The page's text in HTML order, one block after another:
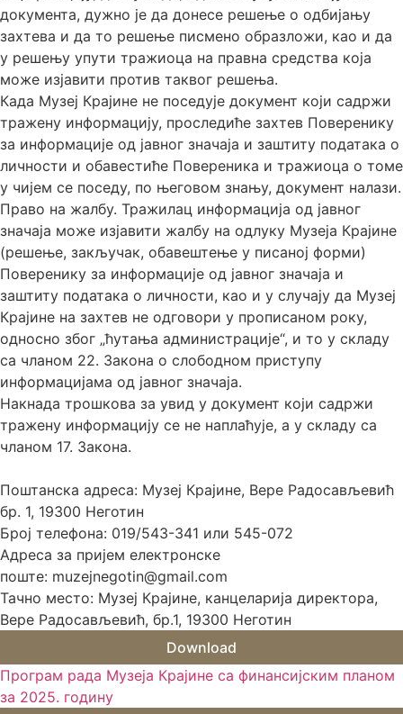
документа, дужно је да донесе решење о одбијању
захтева и да то решење писмено образложи, као и да
у решењу упути тражиоца на правна средства која
може изјавити против таквог решења.
Када Музеј Крајине не поседује документ који садржи
тражену информацију, проследиће захтев Поверенику
за информације од јавног значаја и заштиту података о
личности и обавестиће Повереника и тражиоца о томе
у чијем се поседу, по његовом знању, документ налази.
Право на жалбу. Тражилац информација од јавног
значаја може изјавити жалбу на одлуку Музеја Крајине
(решење, закључак, обавештење у писаној форми)
Поверенику за информације од јавног значаја и
заштиту података о личности, као и у случају да Музеј
Крајине на захтев не одговори у прописаном року,
односно због „ћутања администрације“, и то у складу
са чланом 22. Закона о слободном приступу
информацијама од јавног значаја.
Накнада трошкова за увид у документ који садржи
тражену информацију се не наплаћује, а у складу са
чланом 17. Закона.
Поштанска адреса: Музеј Крајине, Вере Радосављевић
бр. 1, 19300 Неготин
Број телефона: 019/543-341 или 545-072
Адреса за пријем електронске
поште: muzejnegotin@gmail.com
Тачно место: Музеј Крајине, канцеларија директора,
Вере Радосављевић, бр.1, 19300 Неготин
Download
Програм рада Музеја Крајине са финансијским планом
за 2025. годину